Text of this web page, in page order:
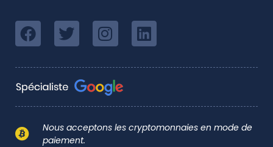
Nous acceptons les cryptomonnaies en mode de
paiement.